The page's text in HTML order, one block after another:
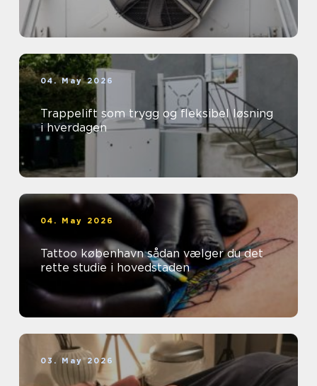
04. May 2026
Trappelift som trygg og fleksibel løsning
i hverdagen
04. May 2026
Tattoo københavn sådan vælger du det
rette studie i hovedstaden
03. May 2026